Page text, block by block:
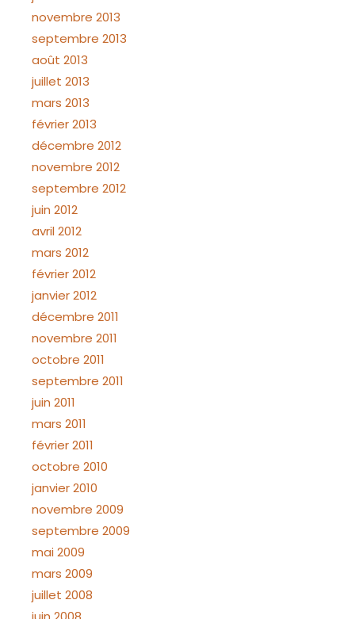
novembre 2013
septembre 2013
août 2013
juillet 2013
mars 2013
février 2013
décembre 2012
novembre 2012
septembre 2012
juin 2012
avril 2012
mars 2012
février 2012
janvier 2012
décembre 2011
novembre 2011
octobre 2011
septembre 2011
juin 2011
mars 2011
février 2011
octobre 2010
janvier 2010
novembre 2009
septembre 2009
mai 2009
mars 2009
juillet 2008